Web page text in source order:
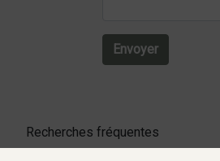
Envoyer
Recherches fréquentes